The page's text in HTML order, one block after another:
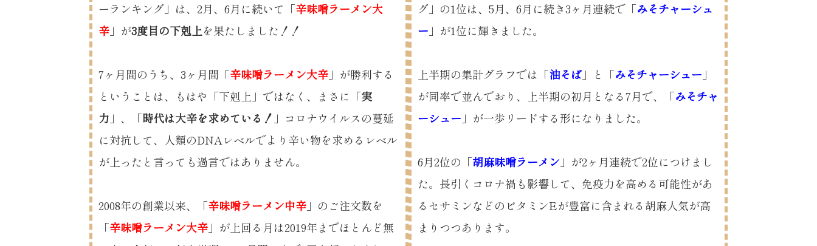
ーランキング」は、2月、6月に続いて「辛味噌ラーメン大
辛 」が3度目の下剋上を果たしました！！
7ヶ月間のうち、3ヶ月間「辛味噌ラーメン大辛 」が勝利する
ということは、もはや「下剋上」ではなく、まさに「実
力 」、「時代は大辛を求めている！ 」コロナウイルスの蔓延
に対抗して、人類のDNAレベルでより辛い物を求めるレベル
が上ったと言っても過言ではありません。
2008年の創業以来、「辛味噌ラーメン中辛 」のご注文数を
「辛味噌ラーメン大辛 」が上回る月は2019年までほとんど無
グ」の1位は、5月、6月に続き3ヶ月連続で「みそチャーシュ
ー 」が1位に輝きました。
上半期の集計グラフでは「油そば 」と「みそチャーシュー 」
が同率で並んでおり、上半期の初月となる7月で、「みそチャ
ーシュー 」が一歩リードする形になりました。
6月2位の「胡麻味噌ラーメン 」が2ヶ月連続で2位につけまし
た。長引くコロナ禍も影響して、免疫力を高める可能性があ
るセサミンなどのビタミンEが豊富に含まれる胡麻人気が高
まりつつあります。